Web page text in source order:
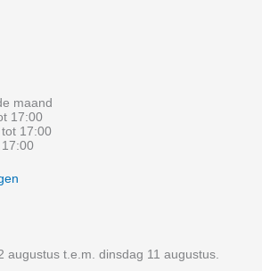
maand
17:00
17:00
augustus t.e.m. dinsdag 11 augustus.